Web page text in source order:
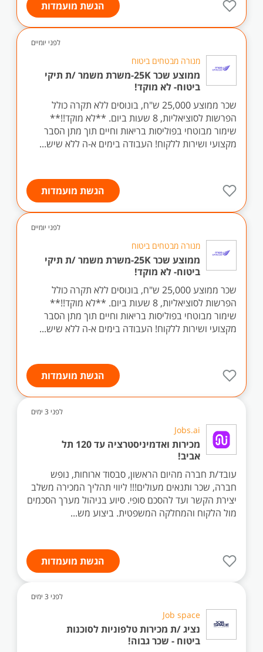
הגשת מועמדות
לפני יומיים
מנורה מבטחים ביטוח
ממוצע שכר 25K-משרת משמר /ת תיקי
ביטוח- לא מוקד!
שכר ממוצע 25,000 ש"ח, בונוסים ללא תקרה כולל
הפרשות לסוציאליות, 8 שעות ביום. **לא מוקד!!**
שימור מבוטחי בפוליסות בריאות וחיים תוך מתן הסבר
מקצועי ושירות ללקוח! העבודה בימים א-ה ללא שיש...
הגשת מועמדות
לפני יומיים
מנורה מבטחים ביטוח
ממוצע שכר 25K-משרת משמר /ת תיקי
ביטוח- לא מוקד!
שכר ממוצע 25,000 ש"ח, בונוסים ללא תקרה כולל
הפרשות לסוציאליות, 8 שעות ביום. **לא מוקד!!**
שימור מבוטחי בפוליסות בריאות וחיים תוך מתן הסבר
מקצועי ושירות ללקוח! העבודה בימים א-ה ללא שיש...
הגשת מועמדות
לפני 3 ימים
Jobs.ai
מכירות ואדמיניסטרציה עד 120 תל
אביב!
עובד/ת חברה מהיום הראשון, סבסוד ארוחות, נופש
חברה, שכר ותנאים מעולים!!! ליווי תהליך המכירה משלב
יצירת הקשר ועד להסכם סופי. סיוע בניהול מערך הסכמים
מול הלקוח והמחלקה המשפטית. ביצוע מש...
הגשת מועמדות
לפני 3 ימים
Job space
נציג /ת מכירות טלפוניות לסוכנות
ביטוח - שכר גבוה!